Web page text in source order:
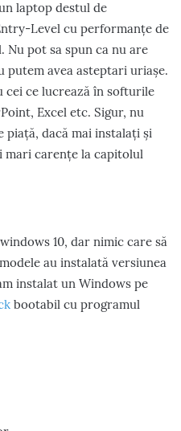
laptop destul de
Level cu performanțe de
pot sa spun ca nu are
putem avea asteptari uriașe.
ce lucrează în softurile
Excel etc. Sigur, nu
piață, dacă mai instalați și
carențe la capitolul
10, dar nimic care să
au instalată versiunea
instalat un Windows pe
bootabil cu programul